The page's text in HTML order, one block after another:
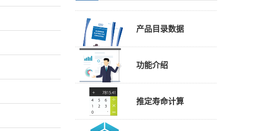
产品目录数据
功能介绍
推定寿命计算